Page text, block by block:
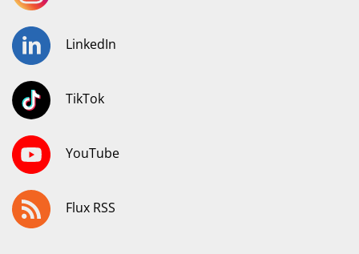
LinkedIn
TikTok
YouTube
Flux RSS